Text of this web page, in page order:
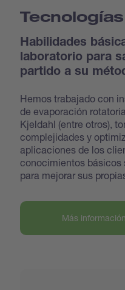
Tecnologías
Habilidades
laboratorio para
partido a su
Hemos trabajado con
de evaporación
Kjeldahl (entre otros),
complejidades y
aplicaciones de los
conocimientos básicos
para mejorar sus
Más